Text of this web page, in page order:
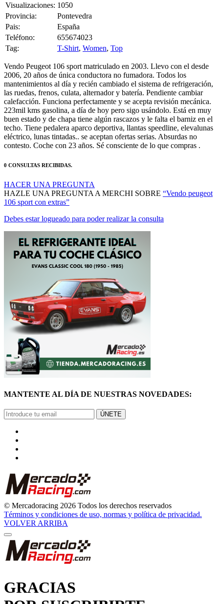
Visualizaciones: 1050
Provincia:
Pontevedra
Pais:
España
Teléfono:
655674023
Tag:
T-Shirt, Women, Top
Vendo Peugeot 106 sport matriculado en 2003. Llevo con el desde
2006, 20 años de única conductora no fumadora. Todos los
mantenimientos al día y recién cambiado el sistema de refrigeración,
las ruedas, frenos, culata, alternador y batería. Pendiente cambiar
calefacción. Funciona perfectamente y se acepta revisión mecánica.
223mil kms gasolina, a día de hoy pero sigo usándolo. Está en muy
buen estado y de chapa tiene algún rascazos y le falta el barniz en el
techo. Tiene pedalera aparco deportiva, llantas speedline, elevalunas
eléctrico, lunas tintadas.. se aceptan ofertas serias. Absurdas no
contesto. Coche con 23 años. Sé consciente de lo que compras .
0 CONSULTAS RECIBIDAS.
HACER UNA PREGUNTA
HAZLE UNA PREGUNTA A MERCHI SOBRE “Vendo peugeot
106 sport con extras”
Debes estar logueado para poder realizar la consulta
MANTENTE AL DÍA DE NUESTRAS NOVEDADES:
ÚNETE
© Mercadoracing 2026 Todos los derechos reservados
Términos y condiciones de uso, normas y política de privacidad.
VOLVER ARRIBA
GRACIAS